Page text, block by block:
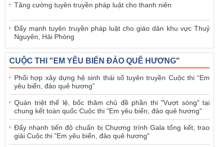
Tăng cường tuyên truyền pháp luật cho thanh niên
Đẩy mạnh tuyên truyền pháp luật cho giáo dân khu vực Thuỷ
Nguyên, Hải Phòng
CUỘC THI "EM YÊU BIỂN ĐẢO QUÊ HƯƠNG"
Phối hợp xây dựng hệ sinh thái số tuyên truyền Cuộc thi “Em
yêu biển, đảo quê hương”
Quán triệt thể lệ, bốc thăm chủ đề phần thi "Vượt sóng" tại
chung kết toàn quốc Cuộc thi "Em yêu biển, đảo quê hương"
Đẩy nhanh tiến độ chuẩn bị Chương trình Gala tổng kết, trao
giải Cuộc thi "Em yêu biển, đảo quê hương"